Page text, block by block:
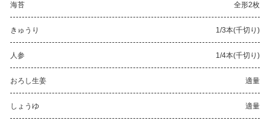
海苔 全形2枚
きゅうり 1/3本(千切り)
人参 1/4本(千切り)
おろし生姜 適量
しょうゆ 適量